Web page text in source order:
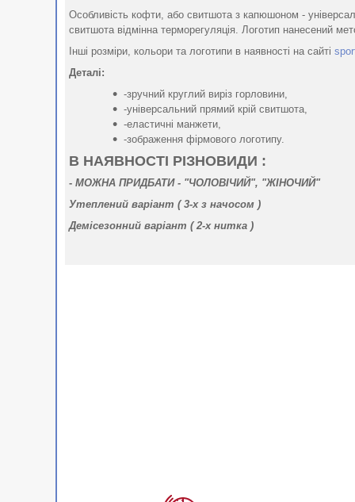
Особливість кофти, або свитшота з капюшоном -
свитшота відмінна терморегуляція. Логотип нанесений
Інші розміри, кольори та логотипи в наявності на сайті
Деталі:
-зручний круглий виріз горловини,
-універсальний прямий крій свитшота,
-еластичні манжети,
-зображення фірмового логотипу.
В НАЯВНОСТІ РІЗНОВИДИ :
- МОЖНА ПРИДБАТИ - "ЧОЛОВІЧИЙ", "ЖІНОЧИЙ"
Утеплений варіант ( 3-х з начосом )
Демісезонний варіант ( 2-х нитка )